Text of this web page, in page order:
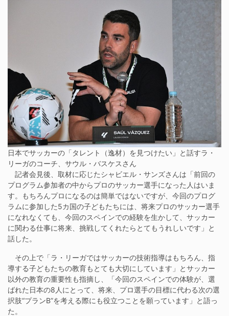
日本でサッカーの「タレント（逸材）を見つけたい」と話すラ・
リーガのコーチ、サウル・バスケスさん
記者会見後、取材に応じたシャビエル・サンズさんは「前回の
プログラム参加者の中からプロのサッカー選手になった人はいま
す。もちろんプロになるのは簡単ではないですが、今回のプログ
ラムに参加した5カ国の子どもたちには、将来プロのサッカー選手
になれなくても、今回のスペインでの経験を生かして、サッカー
に関わる仕事に将来、挑戦してくれたらとてもうれしいです」と
話した。
その上で「ラ・リーガではサッカーの技術指導はもちろん、指
導する子どもたちの教育もとても大切にしています」とサッカー
以外の教育の重要性も指摘し、「今回のスペインでの体験が、選
ばれた日本の8人にとって、将来、プロ選手の目標に代わる次の選
択肢“プランB”を考える際にも役立つことを願っています」と語っ
た。